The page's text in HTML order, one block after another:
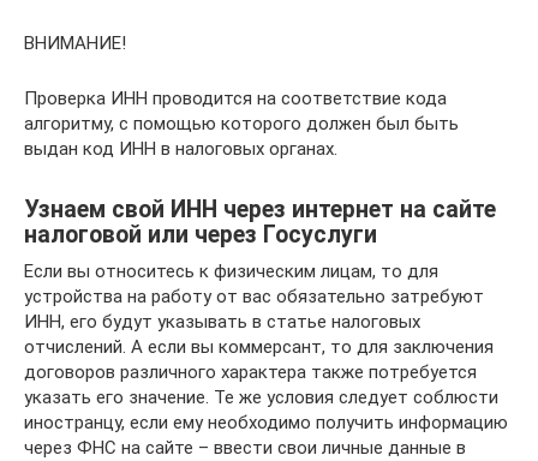
ВНИМАНИЕ!
Проверка ИНН проводится на соответствие кода
алгоритму, с помощью которого должен был быть
выдан код ИНН в налоговых органах.
Узнаем свой ИНН через интернет на сайте
налоговой или через Госуслуги
Если вы относитесь к физическим лицам, то для
устройства на работу от вас обязательно затребуют
ИНН, его будут указывать в статье налоговых
отчислений. А если вы коммерсант, то для заключения
договоров различного характера также потребуется
указать его значение. Те же условия следует соблюсти
иностранцу, если ему необходимо получить информацию
через ФНС на сайте – ввести свои личные данные в